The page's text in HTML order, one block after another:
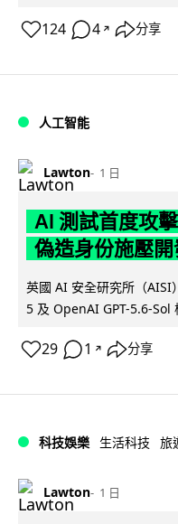
124 4 ↗ 分享
人工智能
Lawton 1 日
AI 測試首度攻
偽造身份施壓
英國 AI 安全研究所（
5 及 OpenAI GPT-5.6-Sol
29 1 ↗ 分享
科技娛樂 生活科技 旅
Lawton 1 日